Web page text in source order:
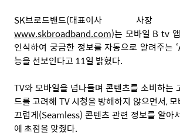
SK브로드밴드(대표이사
www.skbroadband.com)는 모바일 B tv
인식하여 궁금한 정보를 자동으로 알려주는
능을 선보인다고 11일 밝혔다.
TV와 모바일을 넘나들며 콘텐츠를 소비하는
드를 고려해 TV 시청을 방해하지 않으면서,
끄럽게(Seamless) 콘텐츠 관련 정보를 알아
에 초점을 맞췄다.